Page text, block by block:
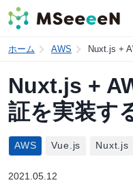
ホーム AWS Nuxt.js +
Nuxt.js +
証を実装す
AWS Vue.js Nuxt.js
2021.05.12